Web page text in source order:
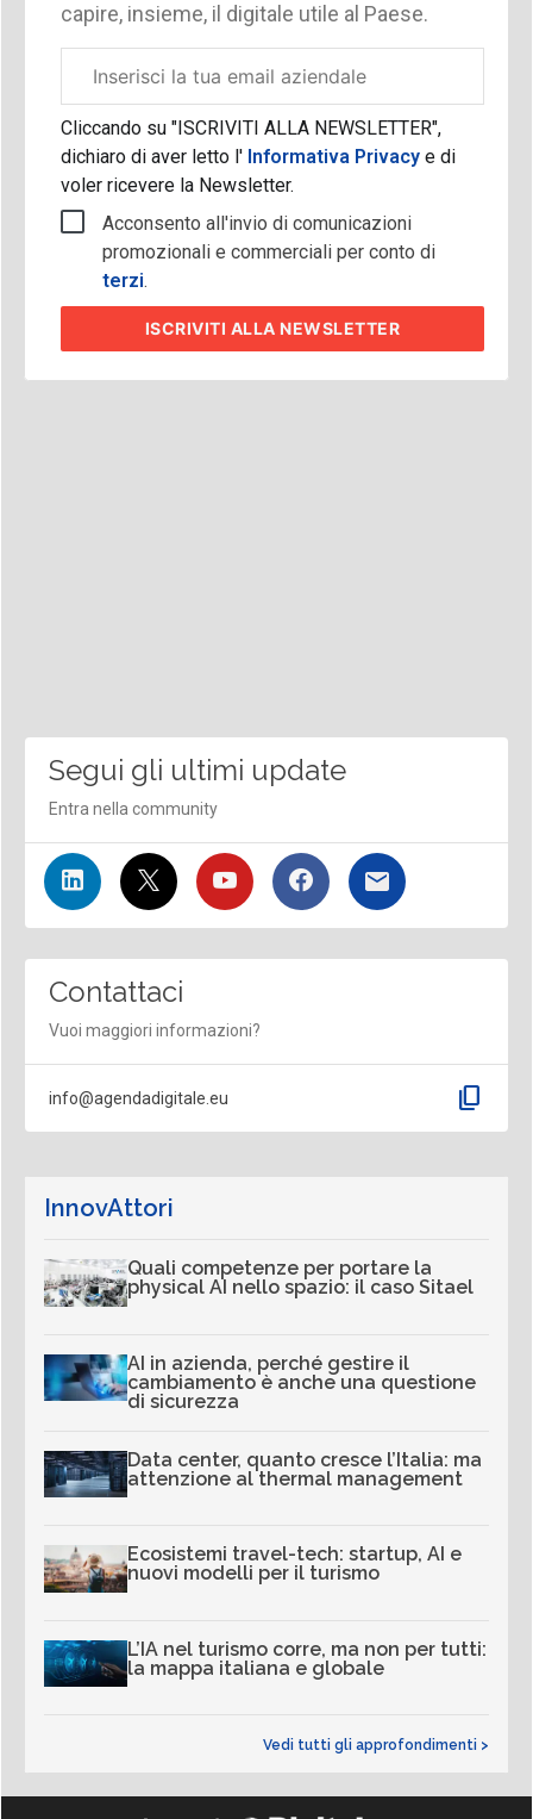
capire, insieme, il digitale utile al Paese.
aziendale
Cliccando su "ISCRIVITI ALLA NEWSLETTER",
dichiaro di aver letto l'Informativa Privacy e di
voler ricevere la Newsletter.
Acconsento all'invio di comunicazioni
promozionali e commerciali per conto di
terzi.
ISCRIVITI ALLA NEWSLETTER
Segui gli ultimi update
Entra nella community
Contattaci
Vuoi maggiori informazioni?
info@agendadigitale.eu content_copy
InnovAttori
Quali competenze per portare la
physical AI nello spazio: il caso Sitael
AI in azienda, perché gestire il
cambiamento è anche una questione
di sicurezza
Data center, quanto cresce l’Italia: ma
attenzione al thermal management
Ecosistemi travel-tech: startup, AI e
nuovi modelli per il turismo
L’IA nel turismo corre, ma non per tutti:
la mappa italiana e globale
Vedi tutti gli approfondimenti >